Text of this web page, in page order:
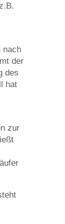
nach
der
des
hat
zur